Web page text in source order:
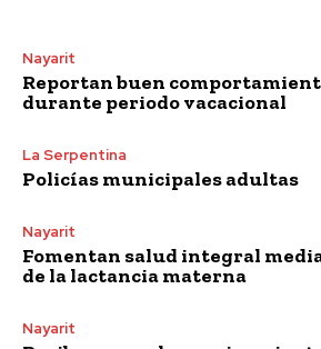
Nayarit
Reportan buen
durante periodo vacacional
La Serpentina
Policías municipales adultas
Nayarit
Fomentan salud integral
de la lactancia materna
Nayarit